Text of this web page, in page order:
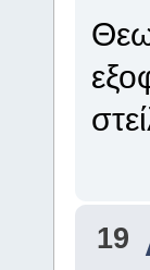
19